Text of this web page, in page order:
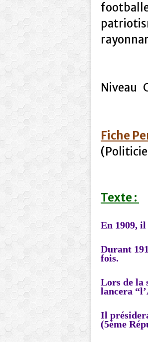
Niveau
Fiche
Texte :
En 1909,
Durant
fois.
Lors de la
lancera
Il
(5ème